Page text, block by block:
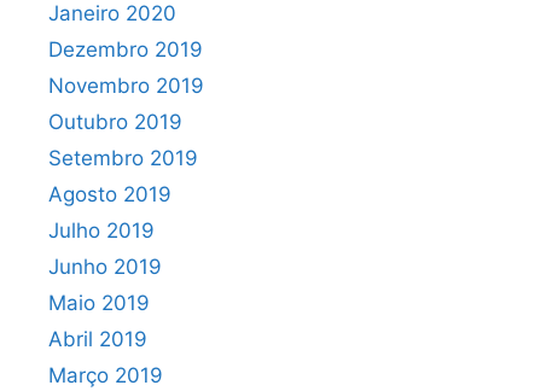
Janeiro 2020
Dezembro 2019
Novembro 2019
Outubro 2019
Setembro 2019
Agosto 2019
Julho 2019
Junho 2019
Maio 2019
Abril 2019
Março 2019